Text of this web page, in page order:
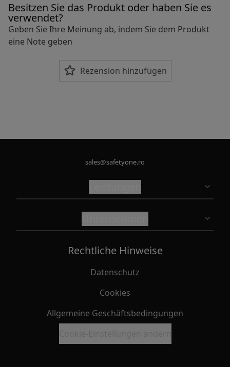
Besitzen Sie das Produkt oder haben Sie es
verwendet?
Geben Sie Ihre Meinung ab, indem Sie dem Produkt
eine Note geben
Rezension hinzufügen
sales@safetyone.ro
Rechtliche Hinweise
Datenschutz
Cookies
Allgemeine Geschäftsbedingungen